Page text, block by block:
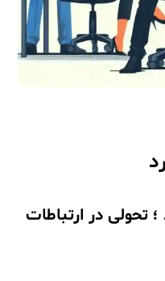
تحولی در ارتباطات